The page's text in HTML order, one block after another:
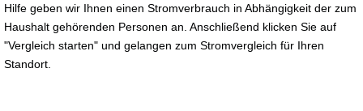
Hilfe geben wir Ihnen einen Stromverbrauch in Abhängigkeit der zum
Haushalt gehörenden Personen an. Anschließend klicken Sie auf
"Vergleich starten" und gelangen zum Stromvergleich für Ihren
Standort.